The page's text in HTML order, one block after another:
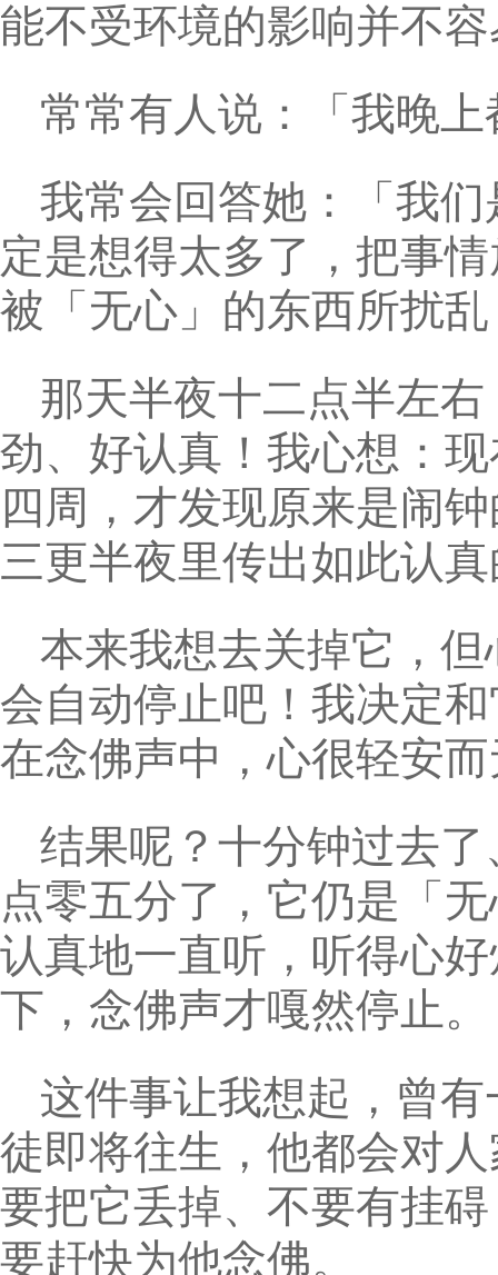
能不受环境的影响并不
常常有人说：「我晚
我常会回答她：「我
定是想得太多了，把事
被「无心」的东西所扰
那天半夜十二点半左
劲、好认真！我心想：
四周，才发现原来是闹
三更半夜里传出如此认
本来我想去关掉它，
会自动停止吧！我决定
在念佛声中，心很轻安
结果呢？十分钟过去
点零五分了，它仍是「
认真地一直听，听得心
下，念佛声才嘎然停止。
这件事让我想起，曾
徒即将往生，他都会对
要把它丢掉、不要有挂
要赶快为他念佛。